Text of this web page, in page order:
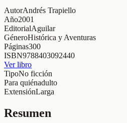
AutorAndrés Trapiello
Año2001
EditorialAguilar
GéneroHistórica y Aventuras
Páginas300
ISBN9788403092440
Ver libro
TipoNo ficción
Para quiénadulto
ExtensiónLarga
Resumen